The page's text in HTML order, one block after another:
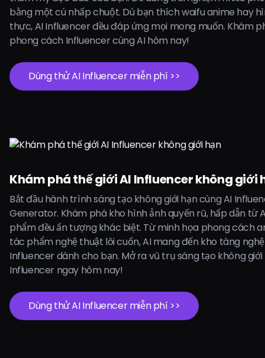
bằng một cú nhấp chuột. Dù bạn thích waifu anime hay
thực, AI Influencer đều đáp ứng mọi mong muốn. Khám
phong cách Influencer cùng AI hôm nay!
Dùng thử AI Influencer miễn phí >>
Khám phá thế giới AI Influencer không giới
Bắt đầu hành trình sáng tạo không giới hạn cùng AI
Generator. Khám phá kho hình ảnh quyến rũ, hấp dẫn từ
phẩm đều ấn tượng khác biệt. Từ minh họa phong cách
tác phẩm nghệ thuật lôi cuốn, AI mang đến kho tàng
Influencer dành cho bạn. Mở ra vũ trụ sáng tạo không giới
Influencer ngay hôm nay!
Dùng thử AI Influencer miễn phí >>